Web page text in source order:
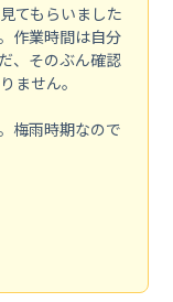
てもらいました
作業時間は自分
、そのぶん確認
ません。
梅雨時期なので